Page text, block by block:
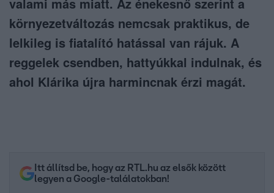
környezetváltozás nemcsak praktikus, de
lelkileg is fiatalító hatással van rájuk. A
reggelek csendben, hattyúkkal indulnak, és
ahol Klárika újra harmincnak érzi magát.
Itt állítsd be, hogy az RTL.hu az elsők között
legyen a Google-találatokban!